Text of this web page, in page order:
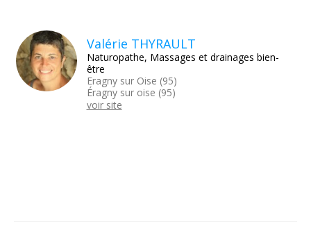
Valérie THYRAULT
Naturopathe, Massages et drainages bien-
être
Eragny sur Oise (95)
Éragny sur oise (95)
voir site